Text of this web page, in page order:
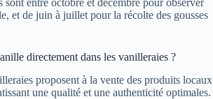
sont entre octobre et décembre pour observer
et de juin à juillet pour la récolte des gousses
directement dans les vanilleraies ?
proposent à la vente des produits locaux
une qualité et une authenticité optimales.